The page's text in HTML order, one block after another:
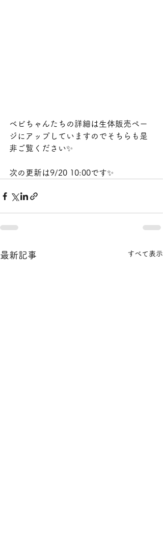
ベビちゃんたちの詳細は生体販売ペー
ジにアップしていますのでそちらも是
非ご覧ください✨
次の更新は9/20 10:00です✨
最新記事 すべて表示